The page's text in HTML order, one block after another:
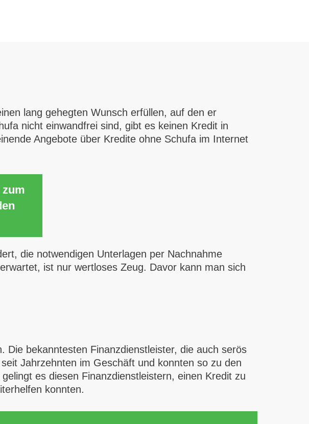
lang gehegten Wunsch erfüllen, auf den er
nicht einwandfrei sind, gibt es keinen Kredit in
Angebote über Kredite ohne Schufa im Internet
zum
die notwendigen Unterlagen per Nachnahme
ist nur wertloses Zeug. Davor kann man sich
bekanntesten Finanzdienstleister, die auch serös
Jahrzehnten im Geschäft und konnten so zu den
es diesen Finanzdienstleistern, einen Kredit zu
konnten.